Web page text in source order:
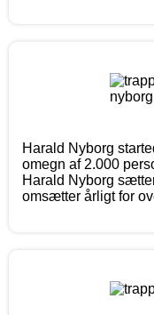
Harald Nyborg
omegn af 2.000
Harald Nyborg
omsætter årligt for